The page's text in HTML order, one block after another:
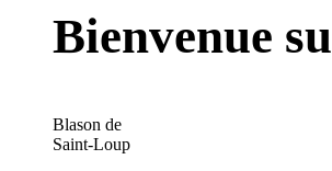
Bienvenue
Blason de
Saint-Loup